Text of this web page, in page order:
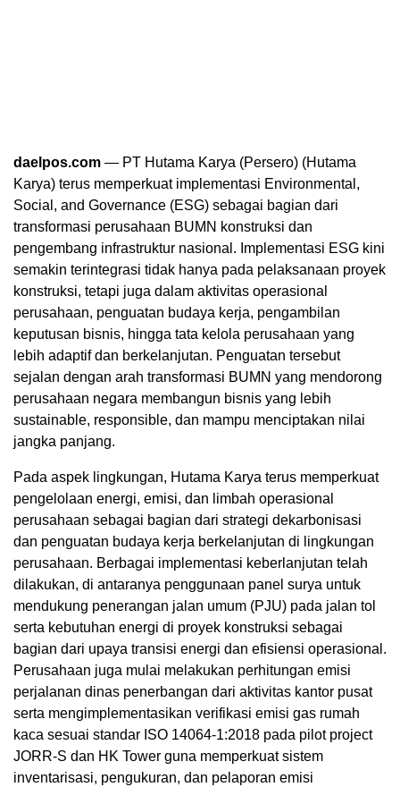
daelpos.com — PT Hutama Karya (Persero) (Hutama
Karya) terus memperkuat implementasi Environmental,
Social, and Governance (ESG) sebagai bagian dari
transformasi perusahaan BUMN konstruksi dan
pengembang infrastruktur nasional. Implementasi ESG kini
semakin terintegrasi tidak hanya pada pelaksanaan proyek
konstruksi, tetapi juga dalam aktivitas operasional
perusahaan, penguatan budaya kerja, pengambilan
keputusan bisnis, hingga tata kelola perusahaan yang
lebih adaptif dan berkelanjutan. Penguatan tersebut
sejalan dengan arah transformasi BUMN yang mendorong
perusahaan negara membangun bisnis yang lebih
sustainable, responsible, dan mampu menciptakan nilai
jangka panjang.
Pada aspek lingkungan, Hutama Karya terus memperkuat
pengelolaan energi, emisi, dan limbah operasional
perusahaan sebagai bagian dari strategi dekarbonisasi
dan penguatan budaya kerja berkelanjutan di lingkungan
perusahaan. Berbagai implementasi keberlanjutan telah
dilakukan, di antaranya penggunaan panel surya untuk
mendukung penerangan jalan umum (PJU) pada jalan tol
serta kebutuhan energi di proyek konstruksi sebagai
bagian dari upaya transisi energi dan efisiensi operasional.
Perusahaan juga mulai melakukan perhitungan emisi
perjalanan dinas penerbangan dari aktivitas kantor pusat
serta mengimplementasikan verifikasi emisi gas rumah
kaca sesuai standar ISO 14064-1:2018 pada pilot project
JORR-S dan HK Tower guna memperkuat sistem
inventarisasi, pengukuran, dan pelaporan emisi